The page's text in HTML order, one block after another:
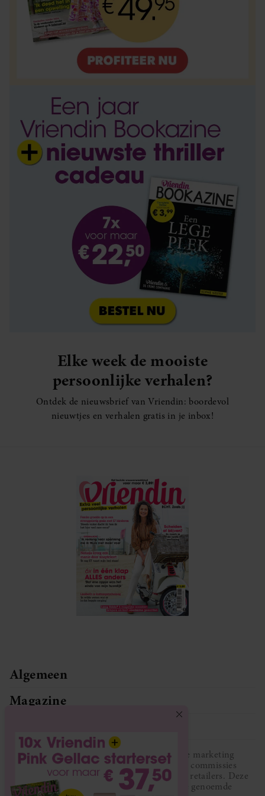
Elke week de mooiste
persoonlijke verhalen?
Ontdek de nieuwsbrief van Vriendin: boordevol
nieuwtjes en verhalen gratis in je inbox!
Algemeen
Magazine
Vriendin participeert in diverse affiliate marketing
programma’s, dat houdt in dat Vriendin commissies
ontvangt voor aankopen middels links van retailers. Deze
website wordt niet gesponsord door de genoemde